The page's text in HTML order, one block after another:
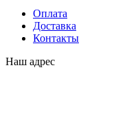
Оплата
Доставка
Контакты
Наш адрес